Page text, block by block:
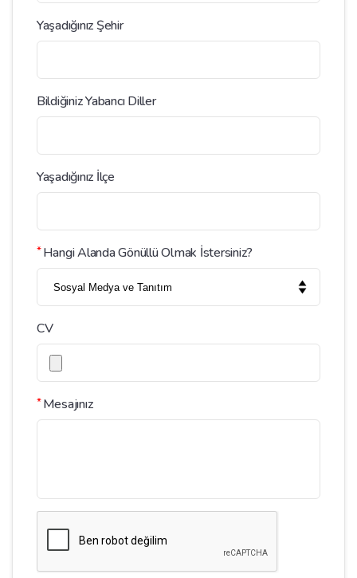
Yaşadığınız Şehir
Bildiğiniz Yabancı Diller
Yaşadığınız İlçe
*Hangi Alanda Gönüllü Olmak İstersiniz?
CV
*Mesajınız